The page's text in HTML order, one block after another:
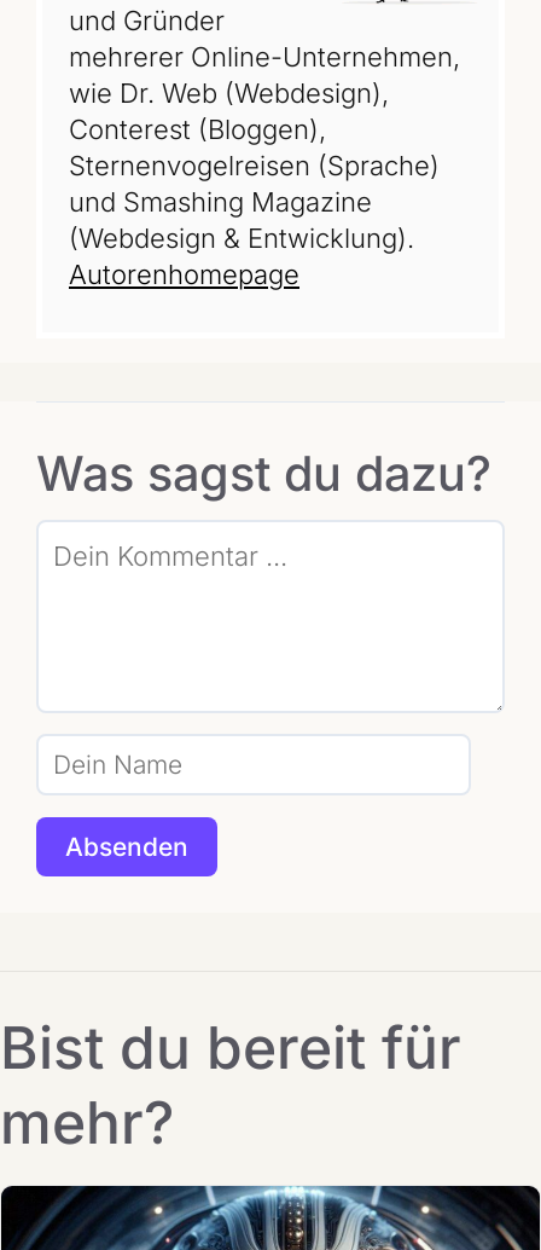
und Gründer
mehrerer Online-Unternehmen,
wie Dr. Web (Webdesign),
Conterest (Bloggen),
Sternenvogelreisen (Sprache)
und Smashing Magazine
(Webdesign & Entwicklung).
Autorenhomepage
Was sagst du dazu?
Bist du bereit für
mehr?